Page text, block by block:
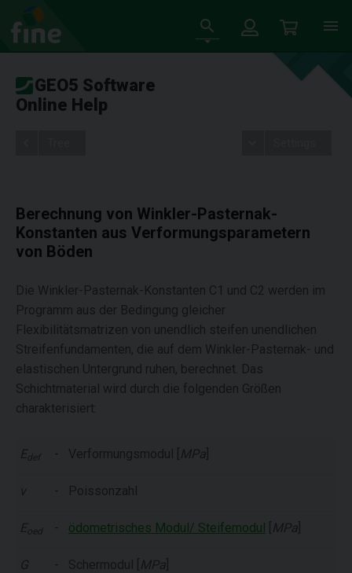
GEO5 Software
Online Help
Berechnung von Winkler-Pasternak-
Konstanten aus Verformungsparametern
von Böden
Die Winkler-Pasternak-Konstanten C1 und C2 werden im
Programm aus der Bedingung gleicher
Flexibilitätsmatrizen von unendlich steifen unendlichen
Streifenfundamenten, die auf dem Winkler-Pasternak- und
elastischen Untergrund ruhen, berechnet. Das
Schichtmaterial wird durch die folgenden Größen
charakterisiert:
E def - Verformungsmodul [ MPa
ν - Poissonzahl
E oed - ödometrisches Modul/ Steifemodul MPa
G - Schermodul [ MPa